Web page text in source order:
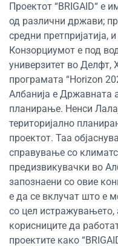
Проектот “BRIGAID“ е
од различни држави;
средни претпријатија,
Конзорциумот е под
универзитет во Делфт,
програмата “Horizon
Албанија е Државната
планирање. Ненси
територијално
проектот. Таа
справување со
предизвикувачки во
запознаени со овие
е да се вклучат што е
со цел
корисниците да
проектите како